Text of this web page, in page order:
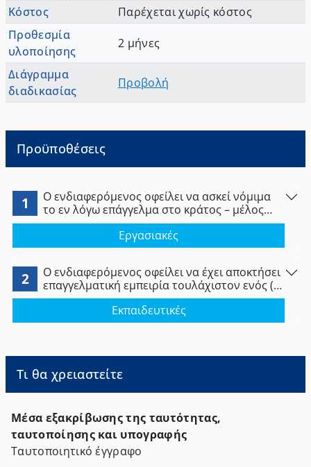
Κόστος
Παρέχεται χωρίς κόστος
Προθεσμία
υλοποίησης
2 μήνες
Διάγραμμα
διαδικασίας
Προβολή
Προϋποθέσεις
1
Ο ενδιαφερόμενος οφείλει να ασκεί νόμιμα
το εν λόγω επάγγελμα στο κράτος – μέλος
εγκατάστασης.
Εργασιακές
2
Ο ενδιαφερόμενος οφείλει να έχει αποκτήσει
επαγγελματική εμπειρία τουλάχιστον ενός (1)
έτους στο διάστημα των τελευταίων δέκα
(10) ετών που προηγούνται της παροχής
υπηρεσιών στην Ελλάδα, στην περίπτωση
Εκπαιδευτικές
Τι θα χρειαστείτε
Μέσα εξακρίβωσης της ταυτότητας,
ταυτοποίησης και υπογραφής
Ταυτοποιητικό έγγραφο